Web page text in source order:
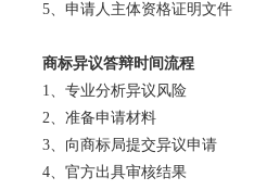
5、申请人主体资格证明文件
商标异议答辩时间流程
1、专业分析异议风险
2、准备申请材料
3、向商标局提交异议申请
4、官方出具审核结果